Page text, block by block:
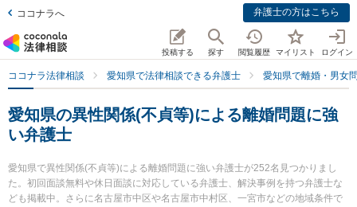
ココナラへ 弁護士の方はこちら
投稿する 探す 閲覧履歴 マイリスト ログイン
ココナラ法律相談 愛知県で法律相談できる弁護士 愛知県で離婚・男女
愛知県の異性関係(不貞等)による離婚問題に強
い弁護士
愛知県で異性関係(不貞等)による離婚問題に強い弁護士が252名見つかりまし
た。初回面談無料や休日面談に対応している弁護士、解決事例を持つ弁護士な
ども掲載中。さらに名古屋市中区や名古屋市中村区、一宮市などの地域条件で